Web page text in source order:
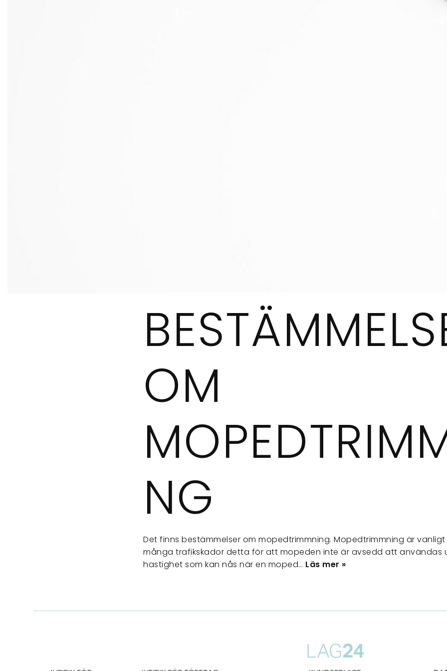
OM
NG
Det finns bestämmelser om mopedtrimmning. Mopedtrimmning är
många trafikskador detta för att mopeden inte är avsedd att användas
hastighet som kan nås när en moped… Läs mer »